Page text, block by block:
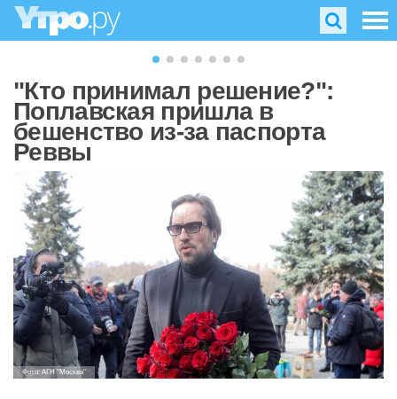
"Кто принимал решение?":
Поплавская пришла в
бешенство из-за паспорта
Реввы
Фото: АГН "Москва"